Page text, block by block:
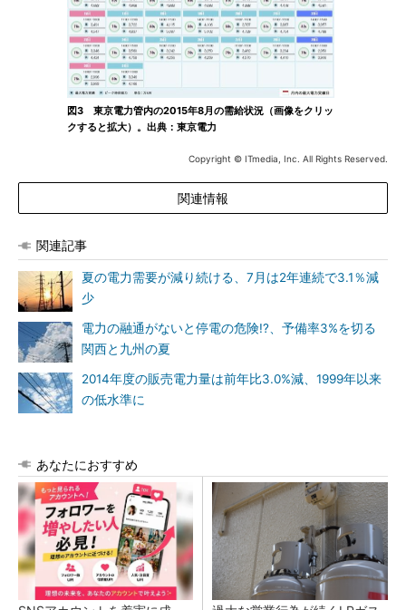
図3 東京電力管内の2015年8月の需給状況（画像をクリッ
クすると拡大）。出典：東京電力
Copyright © ITmedia, Inc. All Rights Reserved.
関連情報
関連記事
夏の電力需要が減り続ける、7月は2年連続で3.1％減
少
電力の融通がないと停電の危険!?、予備率3%を切る
関西と九州の夏
2014年度の販売電力量は前年比3.0%減、1999年以来
の低水準に
あなたにおすすめ